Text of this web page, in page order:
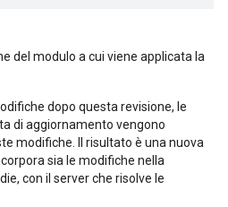
del modulo a cui viene applicata la
dopo questa revisione, le
di aggiornamento vengono
modifiche. Il risultato è una nuova
sia le modifiche nella
con il server che risolve le